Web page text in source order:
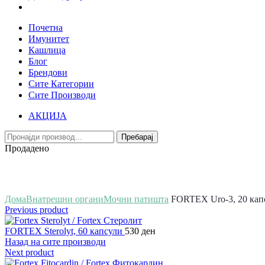
Почетна
Имунитет
Кашлица
Блог
Брендови
Сите Категории
Сите Производи
АКЦИЈА
Пребарај
Продадено
ДомаВнатрешни органиМочни патишта FORTEX Uro-3, 20
Previous product
FORTEX Sterolyt, 60 капсули 530 ден
Назад на сите производи
Next product